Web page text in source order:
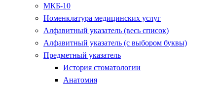
МКБ-10
Номенклатура медицинских услуг
Алфавитный указатель (весь список)
Алфавитный указатель (с выбором буквы)
Предметный указатель
История стоматологии
Анатомия